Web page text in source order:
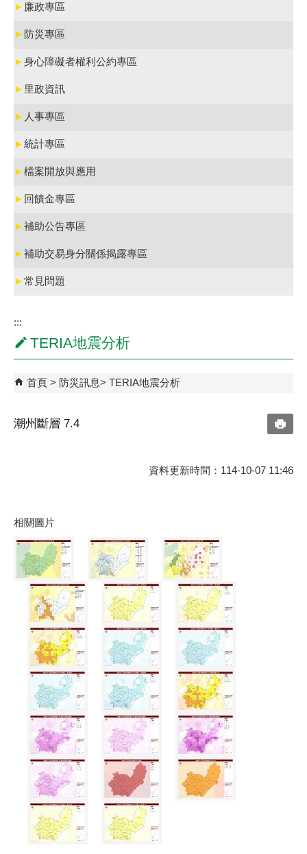
► 廉政專區
► 防災專區
►身心障礙者權利公約專區
► 里政資訊
► 人事專區
►統計專區
►檔案開放與應用
► 回饋金專區
►補助公告專區
►補助交易身分關係揭露專區
►常見問題
:::
TERIA地震分析
首頁 防災訊息 TERIA地震分析
潮州斷層 7.4
資料更新時間：114-10-07 11:46
相關圖片